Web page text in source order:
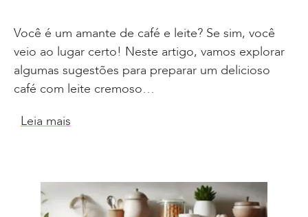
Você é um amante de café e leite? Se sim, você
veio ao lugar certo! Neste artigo, vamos explorar
algumas sugestões para preparar um delicioso
café com leite cremoso…
Leia mais